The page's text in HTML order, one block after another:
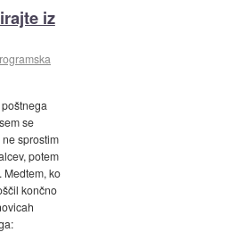
iz
se
sprostim
potem
Medtem, ko
končno